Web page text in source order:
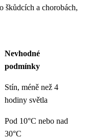
škůdcích a chorobách,
Nevhodné
podmínky
Stín, méně než 4
hodiny světla
Pod 10°C nebo nad
30°C